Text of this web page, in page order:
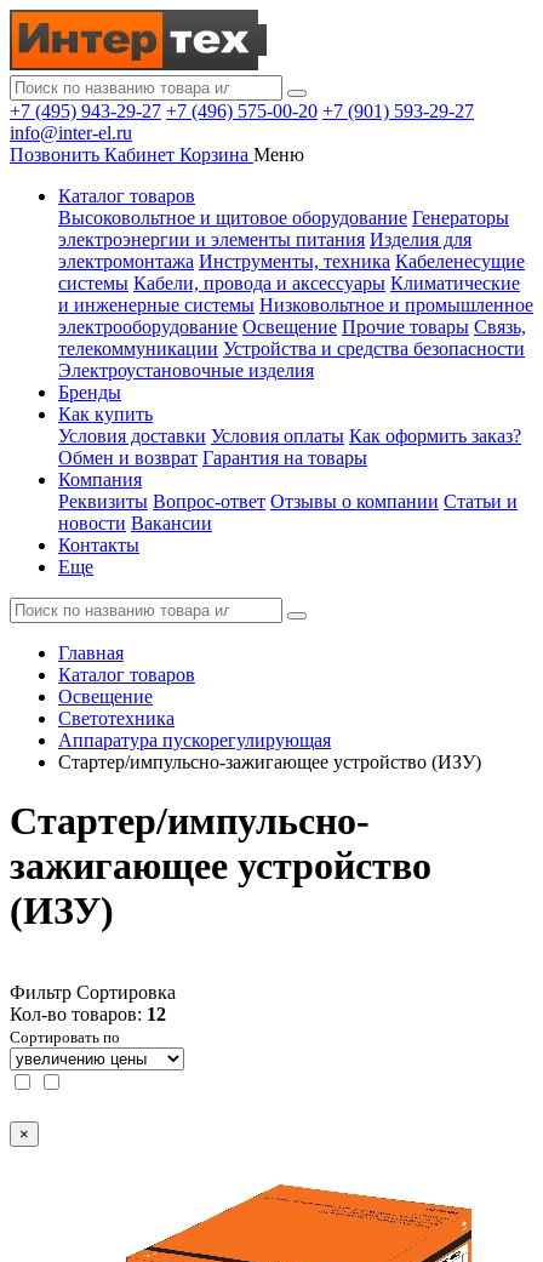
+7 (495) 943-29-27 +7 (496) 575-00-20 +7 (901) 593-29-27
info@inter-el.ru
Позвонить Кабинет Корзина Меню
Каталог товаров
Высоковольтное и щитовое оборудование Генераторы
электроэнергии и элементы питания Изделия для
электромонтажа Инструменты, техника Кабеленесущие
системы Кабели, провода и аксессуары Климатические
и инженерные системы Низковольтное и промышленное
электрооборудование Освещение Прочие товары Связь,
телекоммуникации Устройства и средства безопасности
Электроустановочные изделия
Бренды
Как купить
Условия доставки Условия оплаты Как оформить заказ?
Обмен и возврат Гарантия на товары
Компания
Реквизиты Вопрос-ответ Отзывы о компании Статьи и
новости Вакансии
Контакты
Еще
Главная
Каталог товаров
Освещение
Светотехника
Аппаратура пускорегулирующая
Стартер/импульсно-зажигающее устройство (ИЗУ)
Стартер/импульсно-
зажигающее устройство
(ИЗУ)
Фильтр Сортировка
Кол-во товаров: 12
Сортировать по
×